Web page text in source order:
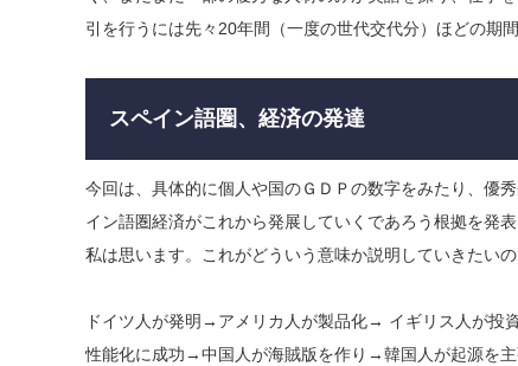
引を行うには先々20年間（一度の世代交代分）ほどの期
スペイン語圏、経済の発達
今回は、具体的に個人や国のＧＤＰの数字をみたり、優
イン語圏経済がこれから発展していくであろう根拠を発
私は思います。これがどういう意味か説明していきたい
ドイツ人が発明→アメリカ人が製品化→ イギリス人が
性能化に成功→中国人が海賊版を作り→韓国人が起源を